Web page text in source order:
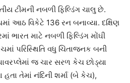
ટીમની નબળી ફિલ્ડિંગ ચાલુ છે.
આઠ વિકેટે 136 રન બનાવ્યા. દક્ષિણ
ભારત માટે નબળી ફિલ્ડિંગ મોંઘી
પરિસ્થિતિ વધુ ચિંતાજનક બની
જ ચાર સરળ કેચ છોડ્યા
તેમાં નંદિની શર્મા (બે કેચ),